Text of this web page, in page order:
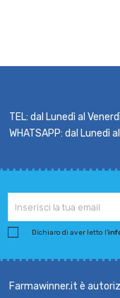
TEL: dal Lunedì al
WHATSAPP: dal Lunedì
Dichiaro di aver letto l'
Farmawinner.it è